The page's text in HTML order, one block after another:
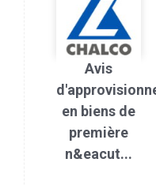
Avis
en biens de
première
n&eacut...